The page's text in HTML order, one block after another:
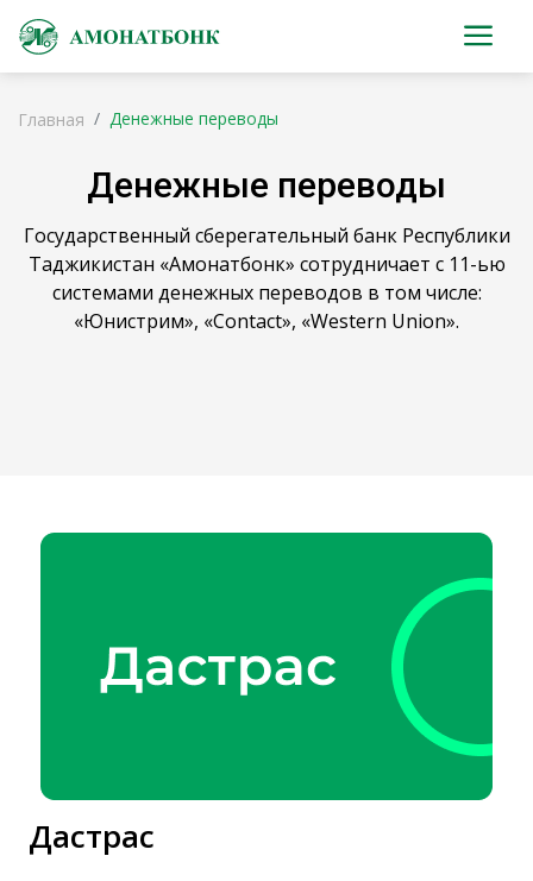
Главная Денежные переводы
Денежные переводы
Государственный сберегательный банк Республики
Таджикистан «Амонатбонк» сотрудничает с 11-ью
системами денежных переводов в том числе:
«Юнистрим», «Contact», «Western Union».
Дастрас